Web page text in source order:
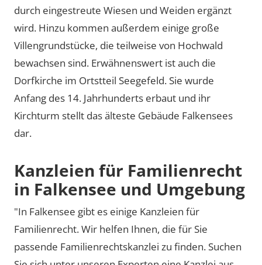
durch eingestreute Wiesen und Weiden ergänzt
wird. Hinzu kommen außerdem einige große
Villengrundstücke, die teilweise von Hochwald
bewachsen sind. Erwähnenswert ist auch die
Dorfkirche im Ortstteil Seegefeld. Sie wurde
Anfang des 14. Jahrhunderts erbaut und ihr
Kirchturm stellt das älteste Gebäude Falkensees
dar.
Kanzleien für Familienrecht
in Falkensee und Umgebung
"In Falkensee gibt es einige Kanzleien für
Familienrecht. Wir helfen Ihnen, die für Sie
passende Familienrechtskanzlei zu finden. Suchen